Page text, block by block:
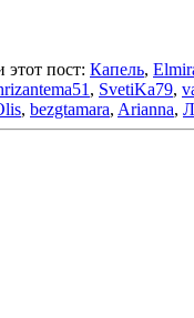
этот пост: Капель,
, SvetiKa79,
, bezgtamara, Arianna,